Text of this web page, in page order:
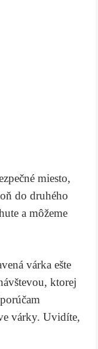
miesto,
do druhého
a môžeme
várka ešte
ktorej
várky. Uvidíte,